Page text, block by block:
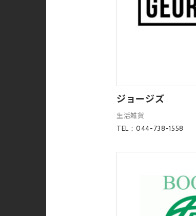
ジョージズ
生活雑貨
TEL：044-738-1558